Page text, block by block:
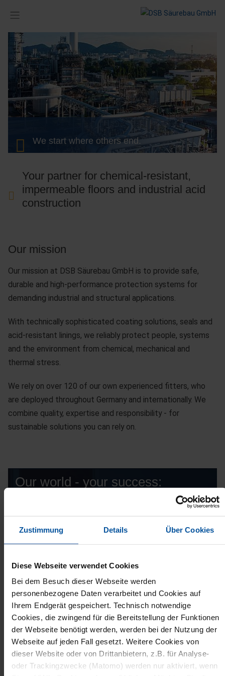
Zustimmung Details Über Cookies
Diese Webseite verwendet Cookies
Bei dem Besuch dieser Webseite werden
personenbezogene Daten verarbeitet und Cookies auf
Ihrem Endgerät gespeichert. Technisch notwendige
Cookies, die zwingend für die Bereitstellung der Funktionen
der Webseite benötigt werden, werden bei der Nutzung der
Webseite auf jeden Fall gesetzt. Weitere Cookies von
dieser Website oder von Drittanbietern, z.B. für Analyse-
oder Trackingzwecke (Matomo) werden nur aktiviert, wenn
We start where others end.
Your partner for chemical-resistant,
impermeable floors and industrial acid
construction
Our mission
Our mission at DSB Säurebau GmbH is to provide safe,
durable and high-performance protection systems for
demanding industrial and structural applications.
With technically sophisticated coating solutions, seals and
acid-resistant linings, we reliably protect people, systems
and the environment from chemical, mechanical and
thermal stress.
We rely on over 120 of our own experienced fitters, who
are deployed throughout Germany and internationally. We
combine quality, expertise and responsibility - for
sustainable solutions you can rely on.
service & advice at DSB
Our world - your success:
Products
DSB Säurebau offers specialized solutions such as acid-
resistant sealing layers and usable floors for protection
against aggressive chemicals. These durable systems
optimize industrial processes and conserve resources.